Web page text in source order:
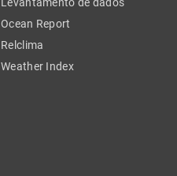
Levantamento de dados
Ocean Report
Relclima
Weather Index